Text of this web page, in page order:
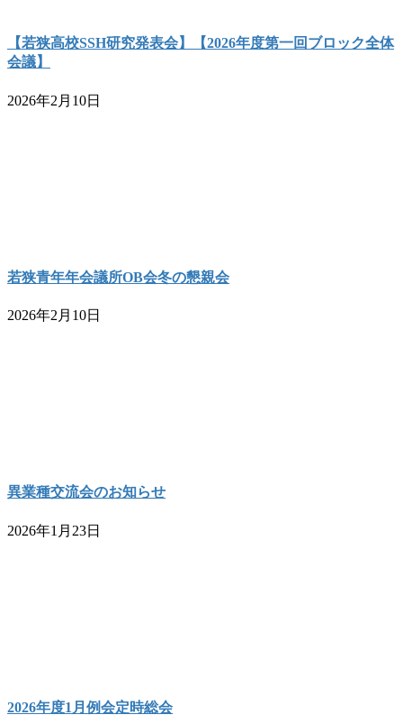
【若狭高校SSH研究発表会】【2026年度第一回ブロック全体
会議】
2026年2月10日
若狭青年年会議所OB会冬の懇親会
2026年2月10日
異業種交流会のお知らせ
2026年1月23日
2026年度1月例会定時総会